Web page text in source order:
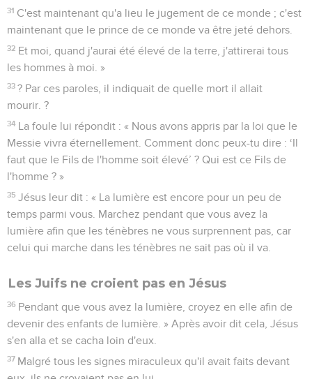
31 C'est maintenant qu'a lieu le jugement de ce monde ; c'est
maintenant que le prince de ce monde va être jeté dehors.
32 Et moi, quand j'aurai été élevé de la terre, j'attirerai tous
les hommes à moi. »
33 ? Par ces paroles, il indiquait de quelle mort il allait
mourir. ?
34 La foule lui répondit : « Nous avons appris par la loi que le
Messie vivra éternellement. Comment donc peux-tu dire : ‘Il
faut que le Fils de l'homme soit élevé’ ? Qui est ce Fils de
l'homme ? »
35 Jésus leur dit : « La lumière est encore pour un peu de
temps parmi vous. Marchez pendant que vous avez la
lumière afin que les ténèbres ne vous surprennent pas, car
celui qui marche dans les ténèbres ne sait pas où il va.
Les Juifs ne croient pas en Jésus
36 Pendant que vous avez la lumière, croyez en elle afin de
devenir des enfants de lumière. » Après avoir dit cela, Jésus
s'en alla et se cacha loin d'eux.
37 Malgré tous les signes miraculeux qu'il avait faits devant